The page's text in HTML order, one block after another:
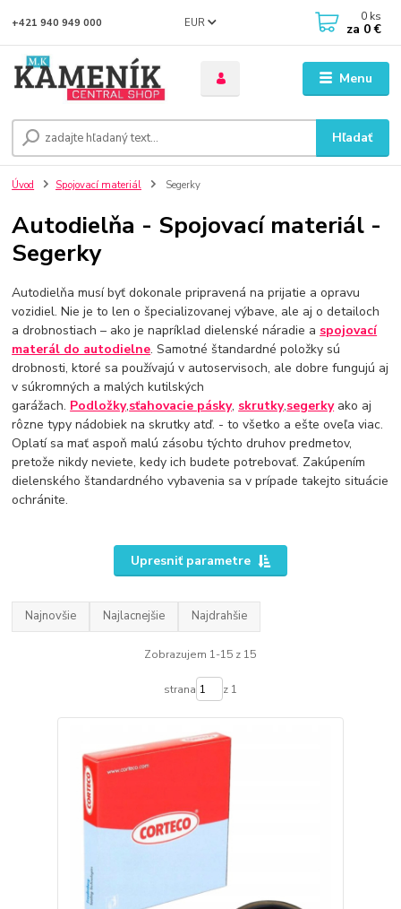
Menu
EUR
Hľadať
+421 940 949 000 0 ks
za 0 €
Úvod Spojovací materiál Segerky
Autodielňa - Spojovací materiál -
Segerky
Autodielňa musí byť dokonale pripravená na prijatie a opravu
vozidiel. Nie je to len o špecializovanej výbave, ale aj o detailoch
a drobnostiach – ako je napríklad dielenské náradie a spojovací
materál do autodielne. Samotné štandardné položky sú
drobnosti, ktoré sa používajú v autoservisoch, ale dobre fungujú aj
v súkromných a malých kutilských
garážach. Podložky,sťahovacie pásky, skrutky,segerkyako aj
rôzne typy nádobiek na skrutky atď. - to všetko a ešte oveľa viac.
Oplatí sa mať aspoň malú zásobu týchto druhov predmetov,
pretože nikdy neviete, kedy ich budete potrebovať. Zakúpením
dielenského štandardného vybavenia sa v prípade takejto situácie
ochránite.
Upresniť parametre
Najnovšie Najlacnejšie Najdrahšie
Zobrazujem 1-15 z 15
strana z 1